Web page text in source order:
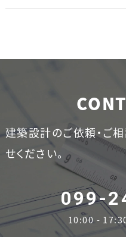
建築設計のご依頼・ご
せください。
099-
10:00 - 17:30